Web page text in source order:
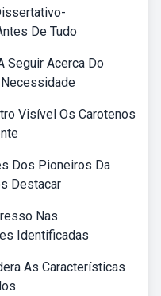
De Tudo
Seguir Acerca Do
Visível Os Carotenos
Dos Pioneiros Da
Destacar
Nas
Identificadas
As Características